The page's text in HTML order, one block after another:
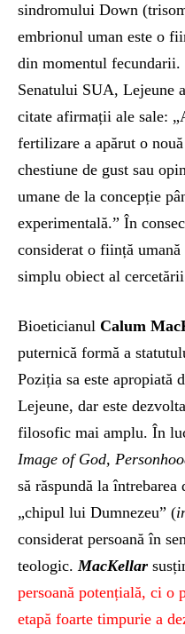
sindromului Down
embrionul uman este o
din momentul
Senatului SUA, Lejeune
citate afirmații ale sale:
fertilizare a apărut o
chestiune de gust sau
umane de la concepție
experimentală.” În
considerat o ființă
simplu obiect al
Bioeticianul Calum
puternică formă a
Poziția sa este apropiată
Lejeune, dar este
filosofic mai amplu. În
Image of God,
să răspundă la
„chipul lui Dumnezeu” (
considerat persoană în
teologic.MacKellar
persoană potențială, ci o
etapă foarte timpurie a